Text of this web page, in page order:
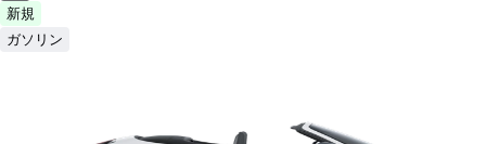
新規
ガソリン